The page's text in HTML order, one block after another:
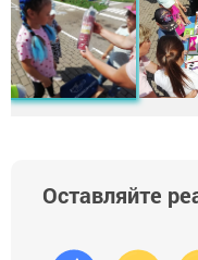
Оставляйте